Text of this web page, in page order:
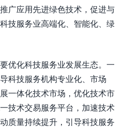
广应用先进绿色技术，促进与
技服务业高端化、智能化、绿
优化科技服务业发展生态。一
科技服务机构专业化、市场
一体化技术市场，优化技术市
技术交易服务平台，加速技术
质量持续提升，引导科技服务